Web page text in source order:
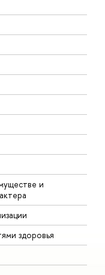
и
здоровья